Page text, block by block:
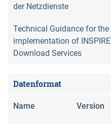
der Netzdienste
Technical Guidance for the
implementation of INSPIRE
Download Services
Datenformat
Name Version